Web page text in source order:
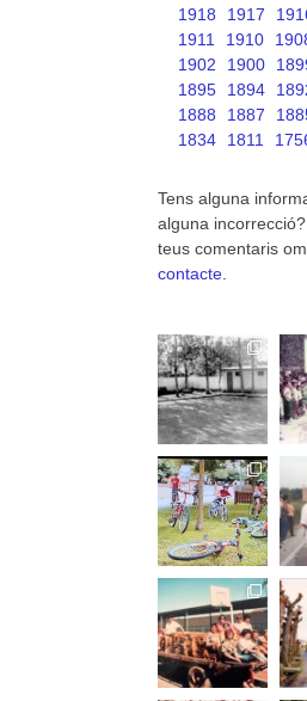
1918
1917
1911
1910
1902
1900
1895
1894
1888
1887
1834
1811
Tens alguna
alguna
teus comentaris
contacte